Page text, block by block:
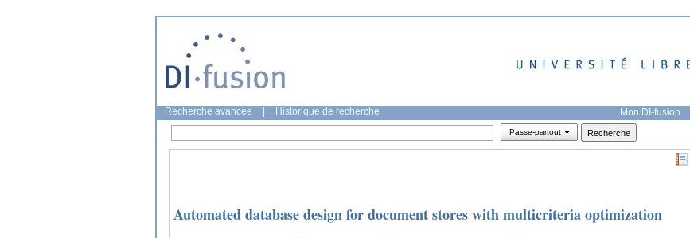
Recherche avancée Historique de recherche Mon DI-fusion
Passe-partout
Automated database design for document stores with multicriteria optimization